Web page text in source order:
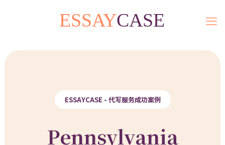
ESSAYCASE - 代写服务成功案例
Pennsylvania